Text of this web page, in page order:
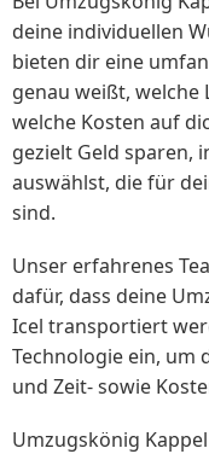
deine individuellen
bieten dir eine
genau weißt,
welche Kosten auf
gezielt Geld sparen,
auswählst, die für
sind.
Unser erfahrenes
dafür, dass deine
Icel transportiert
Technologie ein, um
und Zeit- sowie
Umzugskönig